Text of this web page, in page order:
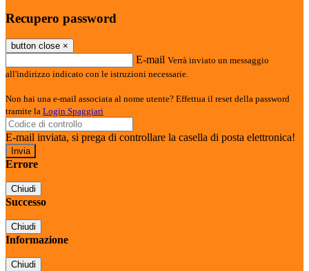
Recupero password
button close ×
E-mail Verrà inviato un messaggio
all'indirizzo indicato con le istruzioni necessarie.
Non hai una e-mail associata al nome utente? Effettua il reset della password
tramite la Login Spaggiari
E-mail inviata, si prega di controllare la casella di posta elettronica!
Errore
Chiudi
Successo
Chiudi
Informazione
Chiudi